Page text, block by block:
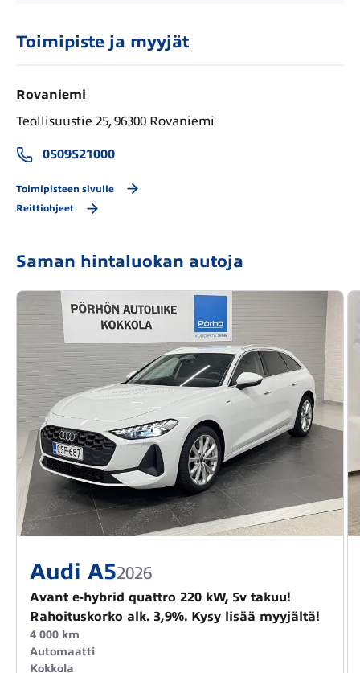
Toimipiste ja myyjät
Rovaniemi
Teollisuustie 25, 96300 Rovaniemi
0509521000
Toimipisteen sivulle
Reittiohjeet
Saman hintaluokan autoja
Audi A52026
Avant e-hybrid quattro 220 kW, 5v takuu!
Rahoituskorko alk. 3,9%. Kysy lisää myyjältä!
4 000 km
Automaatti
Kokkola